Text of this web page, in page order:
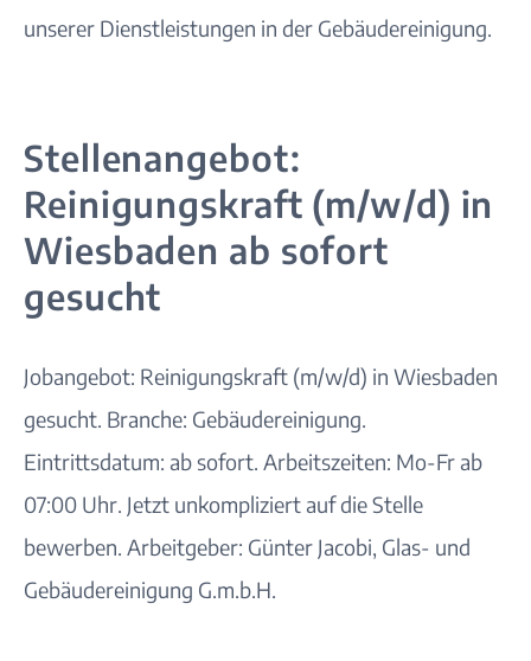
unserer Dienstleistungen in der Gebäudereinigung.
Stellenangebot:
Reinigungskraft (m/w/d) in
Wiesbaden ab sofort
gesucht
Jobangebot: Reinigungskraft (m/w/d) in Wiesbaden
gesucht. Branche: Gebäudereinigung.
Eintrittsdatum: ab sofort. Arbeitszeiten: Mo-Fr ab
07:00 Uhr. Jetzt unkompliziert auf die Stelle
bewerben. Arbeitgeber: Günter Jacobi, Glas- und
Gebäudereinigung G.m.b.H.